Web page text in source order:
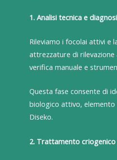
1. Analisi tecnica e
Rileviamo i focolai attivi e
attrezzature di rilevazione
verifica manuale e
Questa fase consente di
biologico attivo, elemento
Diseko.
2. Trattamento